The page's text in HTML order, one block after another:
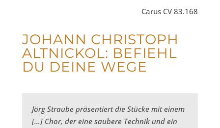
Carus CV 83.168
JOHANN CHRISTOPH
ALTNICKOL: BEFIEHL
DU DEINE WEGE
Jörg Straube präsentiert die Stücke mit einem
[…] Chor, der eine saubere Technik und ein